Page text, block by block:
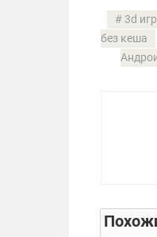
3d
без кеша